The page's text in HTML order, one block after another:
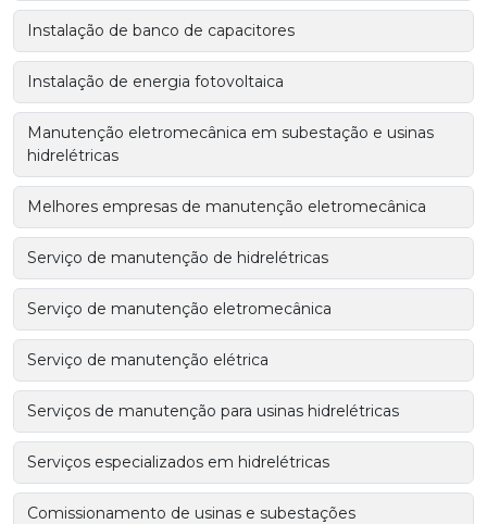
Instalação de banco de capacitores
Instalação de energia fotovoltaica
Manutenção eletromecânica em subestação e usinas
hidrelétricas
Melhores empresas de manutenção eletromecânica
Serviço de manutenção de hidrelétricas
Serviço de manutenção eletromecânica
Serviço de manutenção elétrica
Serviços de manutenção para usinas hidrelétricas
Serviços especializados em hidrelétricas
Comissionamento de usinas e subestações